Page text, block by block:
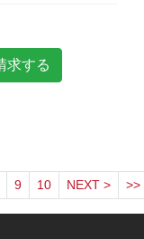
9 10 NEXT > >>